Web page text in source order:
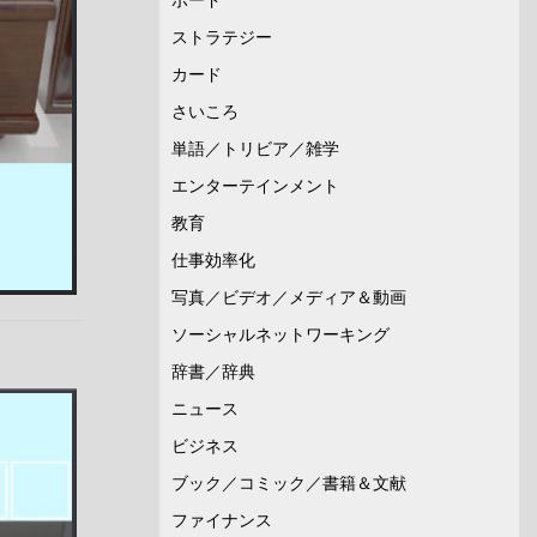
ストラテジー
カード
さいころ
単語／トリビア／雑学
エンターテインメント
教育
仕事効率化
写真／ビデオ／メディア＆動画
ソーシャルネットワーキング
辞書／辞典
ニュース
ビジネス
ブック／コミック／書籍＆文献
ファイナンス